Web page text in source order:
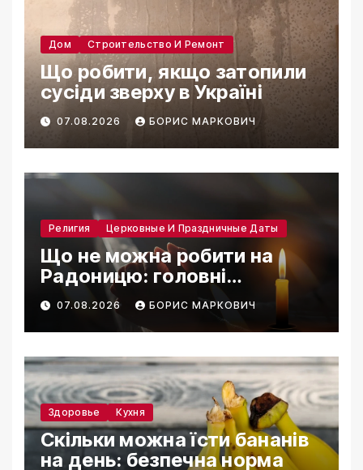
Дом Строительство И Ремонт
Що робити, якщо затопили
сусіди зверху в Україні
07.08.2026 БОРИС МАРКОВИЧ
Религия Церковные И Праздничные Даты
Що не можна робити на
Радоницю: головні
заборони дня
07.08.2026 БОРИС МАРКОВИЧ
Здоровье Кухня
Скільки можна їсти бананів
на день: безпечна норма